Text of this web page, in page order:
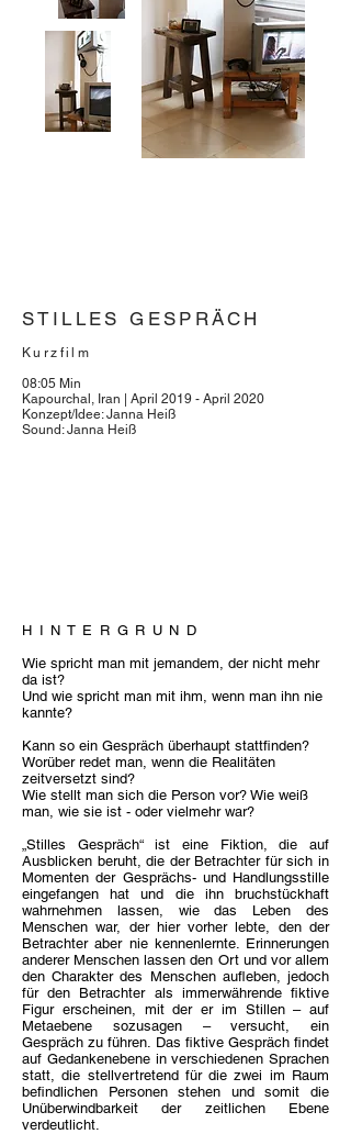
STILLES GESPRÄCH
Kurzfilm
08:05 Min
Kapourchal, Iran | April 2019 - April 2020
Konzept/Idee: Janna Heiß
Sound: Janna Heiß
H I N T E R G R U N D
Wie spricht man mit jemandem, der nicht mehr
da ist?
Und wie spricht man mit ihm, wenn man ihn nie
kannte?
Kann so ein Gespräch überhaupt stattfinden?
Worüber redet man, wenn die Realitäten
zeitversetzt sind?
Wie stellt man sich die Person vor? Wie weiß
man, wie sie ist - oder vielmehr war?
„Stilles Gespräch“ ist eine Fiktion, die auf
Ausblicken beruht, die der Betrachter für sich in
Momenten der Gesprächs- und Handlungsstille
eingefangen hat und die ihn bruchstückhaft
wahrnehmen lassen, wie das Leben des
Menschen war, der hier vorher lebte, den der
Betrachter aber nie kennenlernte. Erinnerungen
anderer Menschen lassen den Ort und vor allem
den Charakter des Menschen aufleben, jedoch
für den Betrachter als immerwährende fiktive
Figur erscheinen, mit der er im Stillen – auf
Metaebene sozusagen – versucht, ein
Gespräch zu führen. Das fiktive Gespräch findet
auf Gedankenebene in verschiedenen Sprachen
statt, die stellvertretend für die zwei im Raum
befindlichen Personen stehen und somit die
Unüberwindbarkeit der zeitlichen Ebene
verdeutlicht.